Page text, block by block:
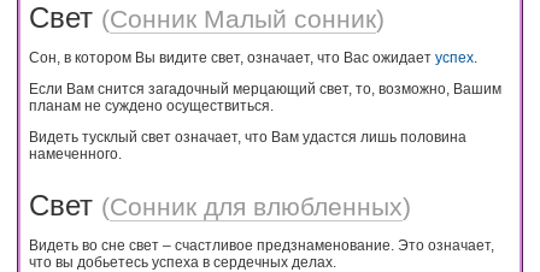
Свет (Сонник Малый сонник)
Сон, в котором Вы видите свет, означает, что Вас ожидает успех.
Если Вам снится загадочный мерцающий свет, то, возможно, Вашим
планам не суждено осуществиться.
Видеть тусклый свет означает, что Вам удастся лишь половина
намеченного.
Свет (Сонник для влюбленных)
Видеть во сне свет – счастливое предзнаменование. Это означает,
что вы добьетесь успеха в сердечных делах.